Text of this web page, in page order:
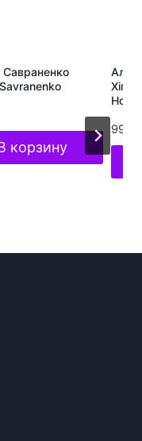
Савраненко
корзину
Хіп-
Hop
990